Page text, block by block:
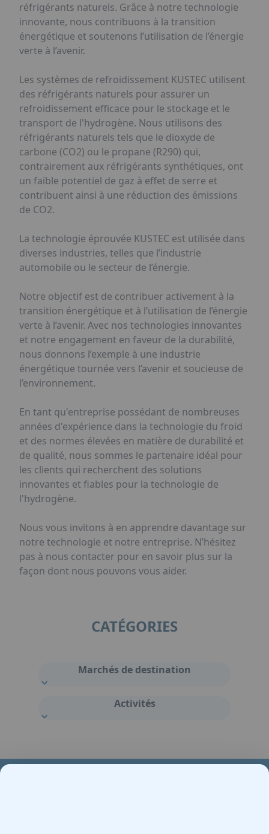
réfrigérants naturels. Grâce à notre technologie
innovante, nous contribuons à la transition
énergétique et soutenons l’utilisation de l’énergie
verte à l’avenir.
Les systèmes de refroidissement KUSTEC utilisent
des réfrigérants naturels pour assurer un
refroidissement efficace pour le stockage et le
transport de l'hydrogène. Nous utilisons des
réfrigérants naturels tels que le dioxyde de
carbone (CO2) ou le propane (R290) qui,
contrairement aux réfrigérants synthétiques, ont
un faible potentiel de gaz à effet de serre et
contribuent ainsi à une réduction des émissions
de CO2.
La technologie éprouvée KUSTEC est utilisée dans
diverses industries, telles que l’industrie
automobile ou le secteur de l’énergie.
Notre objectif est de contribuer activement à la
transition énergétique et à l’utilisation de l’énergie
verte à l’avenir. Avec nos technologies innovantes
et notre engagement en faveur de la durabilité,
nous donnons l’exemple à une industrie
énergétique tournée vers l’avenir et soucieuse de
l’environnement.
En tant qu'entreprise possédant de nombreuses
années d'expérience dans la technologie du froid
et des normes élevées en matière de durabilité et
de qualité, nous sommes le partenaire idéal pour
les clients qui recherchent des solutions
innovantes et fiables pour la technologie de
l'hydrogène.
Nous vous invitons à en apprendre davantage sur
notre technologie et notre entreprise. N’hésitez
pas à nous contacter pour en savoir plus sur la
façon dont nous pouvons vous aider.
CATÉGORIES
Marchés de destination
Activités